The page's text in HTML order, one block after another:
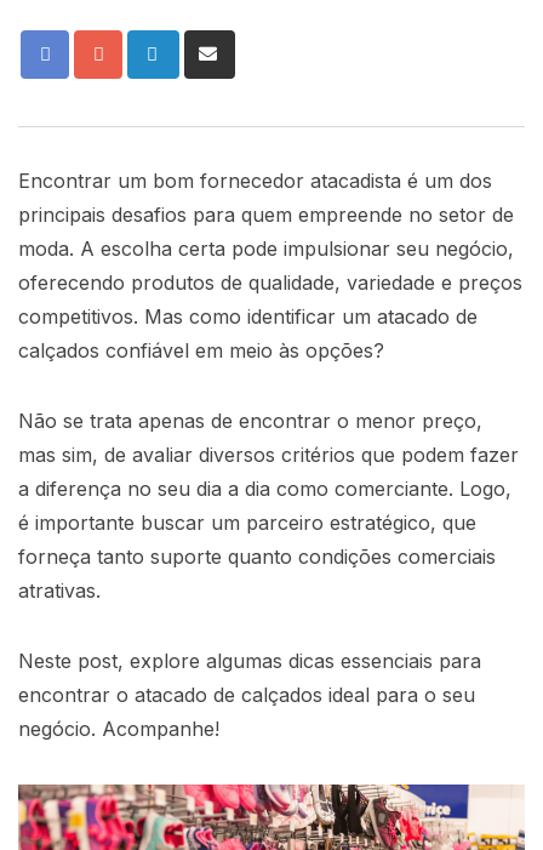
Encontrar um bom fornecedor atacadista é um dos
principais desafios para quem empreende no setor de
moda. A escolha certa pode impulsionar seu negócio,
oferecendo produtos de qualidade, variedade e preços
competitivos. Mas como identificar um atacado de
calçados confiável em meio às opções?
Não se trata apenas de encontrar o menor preço,
mas sim, de avaliar diversos critérios que podem fazer
a diferença no seu dia a dia como comerciante. Logo,
é importante buscar um parceiro estratégico, que
forneça tanto suporte quanto condições comerciais
atrativas.
Neste post, explore algumas dicas essenciais para
encontrar o atacado de calçados ideal para o seu
negócio. Acompanhe!